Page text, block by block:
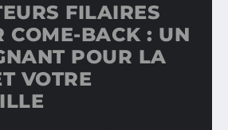
FILAIRES
COME-BACK : UN
POUR LA
VOTRE